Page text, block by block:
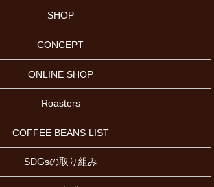
SHOP
CONCEPT
ONLINE SHOP
Roasters
COFFEE BEANS LIST
SDGsの取り組み